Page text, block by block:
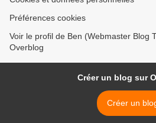
Préférences cookies
Voir le profil de Ben (Webmaster Blog
Overblog
Créer un blog sur
Créer un